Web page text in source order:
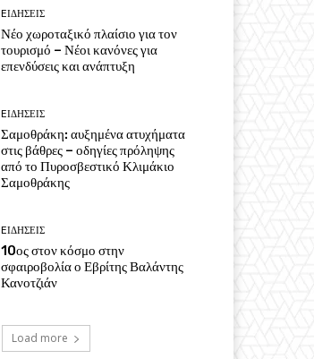
EΙΔΗΣΕΙΣ
Νέο χωροταξικό πλαίσιο για τον
τουρισμό – Νέοι κανόνες για
επενδύσεις και ανάπτυξη
EΙΔΗΣΕΙΣ
Σαμοθράκη: αυξημένα ατυχήματα
στις βάθρες – οδηγίες πρόληψης
από το Πυροσβεστικό Κλιμάκιο
Σαμοθράκης
EΙΔΗΣΕΙΣ
10ος στον κόσμο στην
σφαιροβολία ο Εβρίτης Βαλάντης
Κανοτζιάν
Load more